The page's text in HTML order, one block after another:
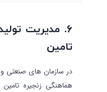
۶. مدیریت
تامین
در سازمان های صنعتی
هماهنگی زنجیره